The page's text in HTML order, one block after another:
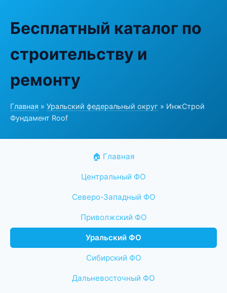
Бесплатный каталог по
строительству и
ремонту
Главная » Уральский федеральный округ » ИнжСтрой
Фундамент Roof
🏠 Главная
Центральный ФО
Северо-Западный ФО
Приволжский ФО
Уральский ФО
Сибирский ФО
Дальневосточный ФО